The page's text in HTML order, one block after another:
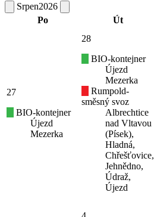
Srpen2026
Po
Út
27
BIO-kontejner
Újezd
Mezerka
28
BIO-kontejner
Újezd
Mezerka
Rumpold-
směsný svoz
Albrechtice
nad Vltavou
(Písek),
Hladná,
Chřešťovice,
Jehnědno,
Údraž,
Újezd